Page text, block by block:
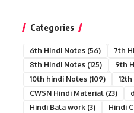
Categories
6th Hindi Notes (56) 7th
8th Hindi Notes (125) 9th
10th hindi Notes (109)
CWSN Hindi Material (23)
Hindi Bala work (3) Hindi